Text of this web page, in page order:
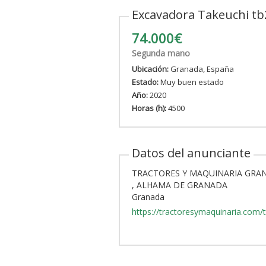
Excavadora Takeuchi
74.000€
Segunda mano
Ubicación:Granada, España
Estado:Muy buen estado
Año:2020
Horas (h):4500
Datos del anunciante
TRACTORES Y MAQUINARIA
, ALHAMA DE GRANADA
Granada
https://